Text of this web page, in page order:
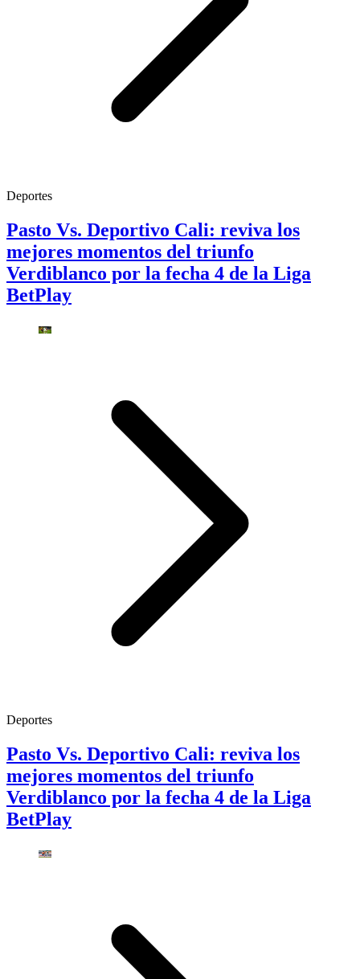
Deportes
Pasto Vs. Deportivo Cali: reviva los
mejores momentos del triunfo
Verdiblanco por la fecha 4 de la Liga
BetPlay
Deportes
Pasto Vs. Deportivo Cali: reviva los
mejores momentos del triunfo
Verdiblanco por la fecha 4 de la Liga
BetPlay